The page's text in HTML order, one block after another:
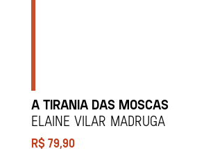
A TIRANIA DAS MOSCAS
Elaine Vilar Madruga
R$79,90